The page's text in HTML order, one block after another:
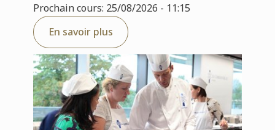
Prochain cours: 25/08/2026 - 11:15
En savoir plus